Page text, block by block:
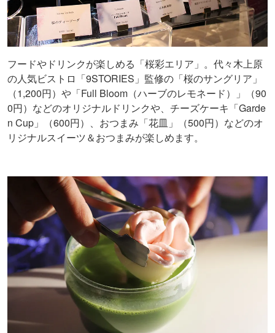
フードやドリンクが楽しめる「桜彩エリア」。代々木上原
の人気ビストロ「9STORIES」監修の「桜のサングリア」
（1,200円）や「Full Bloom（ハーブのレモネード）」（90
0円）などのオリジナルドリンクや、チーズケーキ「Garde
n Cup」（600円）、おつまみ「花皿」（500円）などのオ
リジナルスイーツ＆おつまみが楽しめます。